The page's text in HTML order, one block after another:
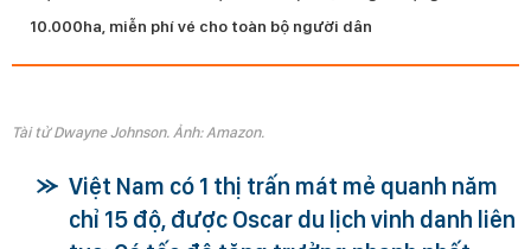
10.000ha, miễn phí vé cho toàn bộ người dân
Tài tử Dwayne Johnson. Ảnh: Amazon.
Việt Nam có 1 thị trấn mát mẻ quanh năm
chỉ 15 độ, được Oscar du lịch vinh danh liên